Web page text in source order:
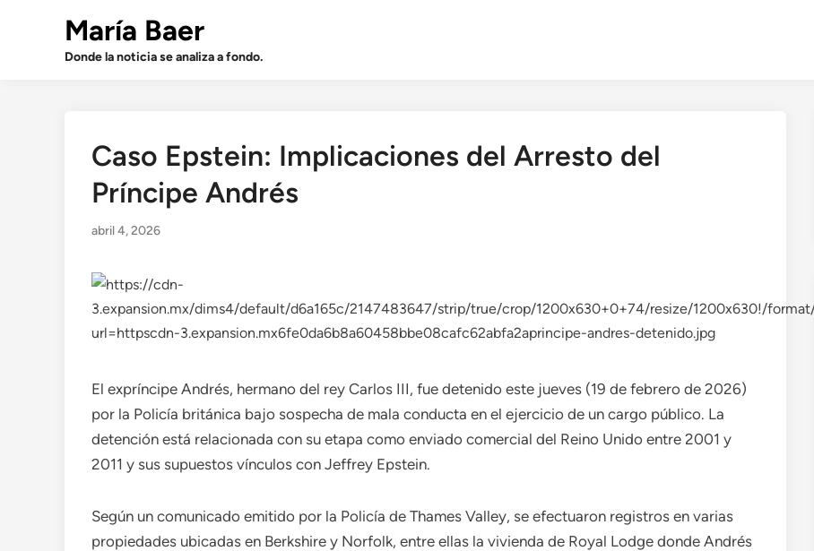
María Baer
Donde la noticia se analiza a fondo.
Caso Epstein: Implicaciones del Arresto del
Príncipe Andrés
abril 4, 2026
El expríncipe Andrés, hermano del rey Carlos III, fue detenido este jueves (19 de febrero de 2026)
por la Policía británica bajo sospecha de mala conducta en el ejercicio de un cargo público. La
detención está relacionada con su etapa como enviado comercial del Reino Unido entre 2001 y
2011 y sus supuestos vínculos con Jeffrey Epstein.
Según un comunicado emitido por la Policía de Thames Valley, se efectuaron registros en varias
propiedades ubicadas en Berkshire y Norfolk, entre ellas la vivienda de Royal Lodge donde Andrés